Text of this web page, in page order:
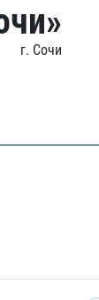
г. Сочи